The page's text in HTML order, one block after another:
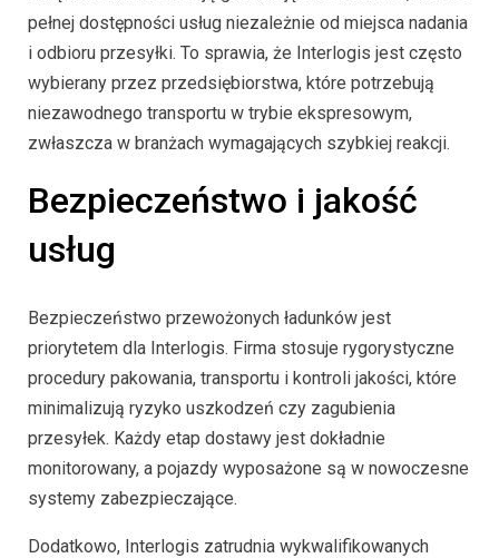
pełnej dostępności usług niezależnie od miejsca nadania
i odbioru przesyłki. To sprawia, że Interlogis jest często
wybierany przez przedsiębiorstwa, które potrzebują
niezawodnego transportu w trybie ekspresowym,
zwłaszcza w branżach wymagających szybkiej reakcji.
Bezpieczeństwo i jakość
usług
Bezpieczeństwo przewożonych ładunków jest
priorytetem dla Interlogis. Firma stosuje rygorystyczne
procedury pakowania, transportu i kontroli jakości, które
minimalizują ryzyko uszkodzeń czy zagubienia
przesyłek. Każdy etap dostawy jest dokładnie
monitorowany, a pojazdy wyposażone są w nowoczesne
systemy zabezpieczające.
Dodatkowo, Interlogis zatrudnia wykwalifikowanych